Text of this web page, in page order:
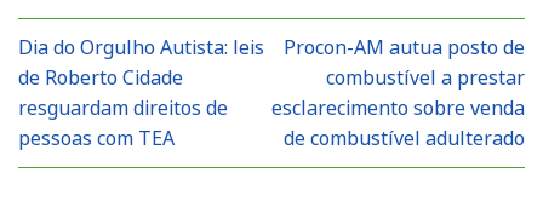
Dia do Orgulho Autista: leis
de Roberto Cidade
resguardam direitos de
pessoas com TEA
Procon-AM autua posto de
combustível a prestar
esclarecimento sobre venda
de combustível adulterado